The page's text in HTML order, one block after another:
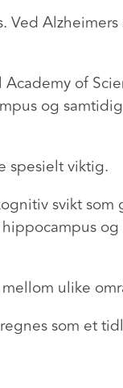
Alzheimers
of
og
spesielt viktig.
svikt
ulike
som et